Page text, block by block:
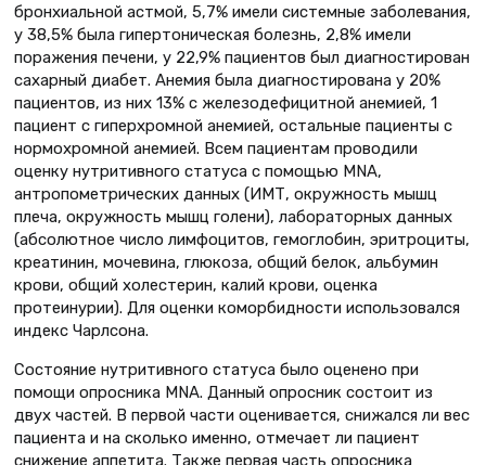
бронхиальной астмой, 5,7% имели системные заболевания,
у 38,5% была гипертоническая болезнь, 2,8% имели
поражения печени, у 22,9% пациентов был диагностирован
сахарный диабет. Анемия была диагностирована у 20%
пациентов, из них 13% с железодефицитной анемией, 1
пациент с гиперхромной анемией, остальные пациенты с
нормохромной анемией. Всем пациентам проводили
оценку нутритивного статуса с помощью MNA,
антропометрических данных (ИМТ, окружность мышц
плеча, окружность мышц голени), лабораторных данных
(абсолютное число лимфоцитов, гемоглобин, эритроциты,
креатинин, мочевина, глюкоза, общий белок, альбумин
крови, общий холестерин, калий крови, оценка
протеинурии). Для оценки коморбидности использовался
индекс Чарлсона.
Состояние нутритивного статуса было оценено при
помощи опросника MNA. Данный опросник состоит из
двух частей. В первой части оценивается, снижался ли вес
пациента и на сколько именно, отмечает ли пациент
снижение аппетита. Также первая часть опросника